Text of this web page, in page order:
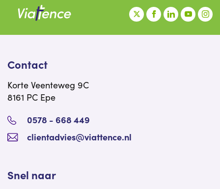
Contact
Korte Veenteweg 9C
8161 PC Epe
0578 - 668 449
clientadvies@viattence.nl
Snel naar